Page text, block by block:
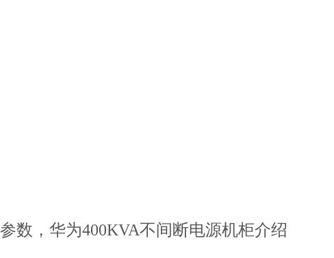
数，华为400KVA不间断电源机柜介绍